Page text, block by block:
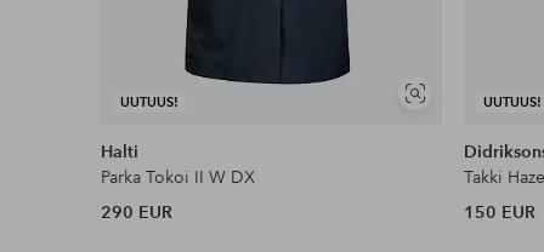
UUTUUS!
Näytä
Halti
Parka Tokoi II W DX
290 EUR
UUTUUS!
Takki
150 EUR